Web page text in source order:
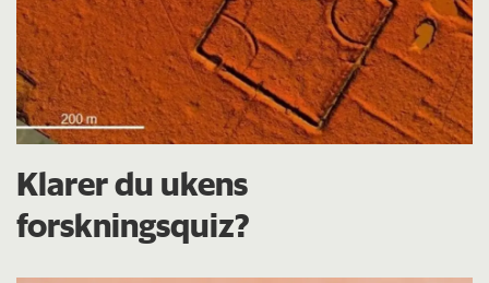
Klarer du ukens
forskningsquiz?